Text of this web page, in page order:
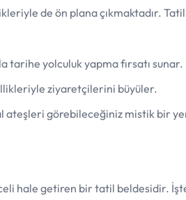
de ön plana çıkmaktadır.
tarihe yolculuk yapma fırsatı sunar.
ziyaretçilerini büyüler.
ateşleri görebileceğiniz mistik bir
hale getiren bir tatil beldesidir.